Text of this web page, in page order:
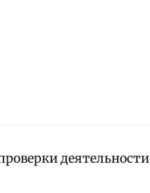
деятельности